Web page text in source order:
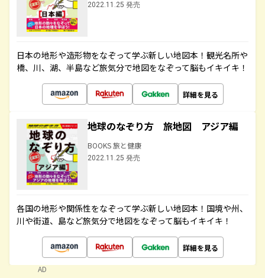
2022.11.25 発売
日本の地形や造形物をなぞって学ぶ新しい地図本！観光名所や
橋、川、湖、半島など旅気分で地図をなぞって脳もイキイキ！
詳細を見る
地球のなぞり方 旅地図 アジア編
BOOKS 旅と健康
2022.11.25 発売
各国の地形や関係性をなぞって学ぶ新しい地図本！国境や州、
川や街道、島など旅気分で地図をなぞって脳もイキイキ！
詳細を見る
AD